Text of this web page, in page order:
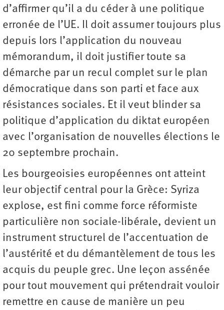
d’affirmer qu’il a du céder à une politique
erronée de l’UE. Il doit assumer toujours plus
depuis lors l’application du nouveau
mémorandum, il doit justifier toute sa
démarche par un recul complet sur le plan
démocratique dans son parti et face aux
résistances sociales. Et il veut blinder sa
politique d’application du diktat européen
avec l’organisation de nouvelles élections le
20 septembre prochain.
Les bourgeoisies européennes ont atteint
leur objectif central pour la Grèce: Syriza
explose, est fini comme force réformiste
particulière non sociale-libérale, devient un
instrument structurel de l’accentuation de
l’austérité et du démantèlement de tous les
acquis du peuple grec. Une leçon assénée
pour tout mouvement qui prétendrait vouloir
remettre en cause de manière un peu